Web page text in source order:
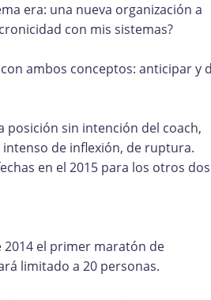
era: una nueva organización a
con mis sistemas?
ambos conceptos: anticipar y
posición sin intención del coach,
de inflexión, de ruptura.
en el 2015 para los otros
2014 el primer maratón de
limitado a 20 personas.